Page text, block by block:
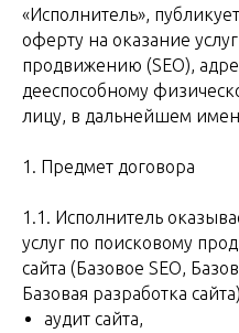
«Исполнитель»,
оферту на оказание
продвижению (SEO),
дееспособному
лицу, в дальнейшем
1. Предмет договора
1.1. Исполнитель
услуг по поисковому
сайта (Базовое SEO,
Базовая разработка
аудит сайта,